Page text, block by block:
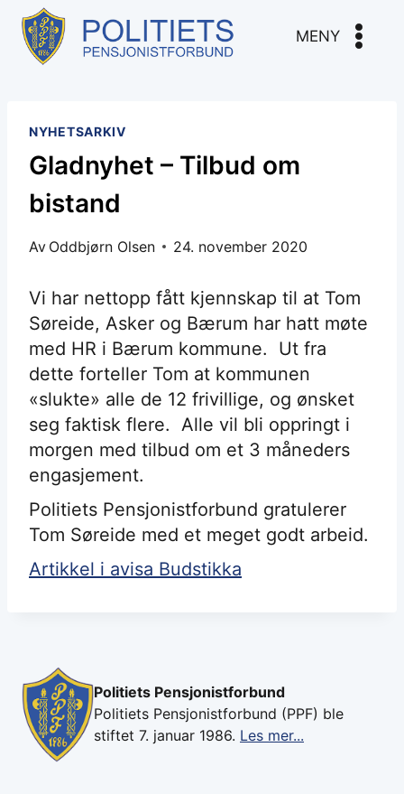
Skip
content
MENY
NYHETSARKIV
Gladnyhet – Tilbud om
bistand
Av Oddbjørn Olsen 24. november 2020
Vi har nettopp fått kjennskap til at Tom
Søreide, Asker og Bærum har hatt møte
med HR i Bærum kommune. Ut fra
dette forteller Tom at kommunen
«slukte» alle de 12 frivillige, og ønsket
seg faktisk flere. Alle vil bli oppringt i
morgen med tilbud om et 3 måneders
engasjement.
Politiets Pensjonistforbund gratulerer
Tom Søreide med et meget godt arbeid.
Artikkel i avisa Budstikka
Politiets Pensjonistforbund
Politiets Pensjonistforbund (PPF) ble
stiftet 7. januar 1986. Les mer...